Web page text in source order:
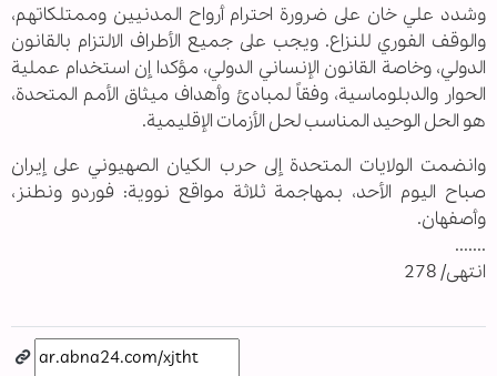
وشدد علي خان على ضرورة احترام أرواح المدنيين وممتلكاتهم،
والوقف الفوري للنزاع. ويجب على جميع الأطراف الالتزام بالقانون
الدولي، وخاصة القانون الإنساني الدولي، مؤكدا إن استخدام عملية
الحوار والدبلوماسية، وفقاً لمبادئ وأهداف ميثاق الأمم المتحدة،
هو الحل الوحيد المناسب لحل الأزمات الإقليمية.
وانضمت الولايات المتحدة إلى حرب الكيان الصهيوني على إيران
صباح اليوم الأحد، بمهاجمة ثلاثة مواقع نووية: فوردو ونطنز،
وأصفهان.
.......
انتهى/ 278